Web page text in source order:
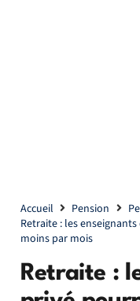
Accueil Pension
Retraite : les
moins par mois
Retraite :